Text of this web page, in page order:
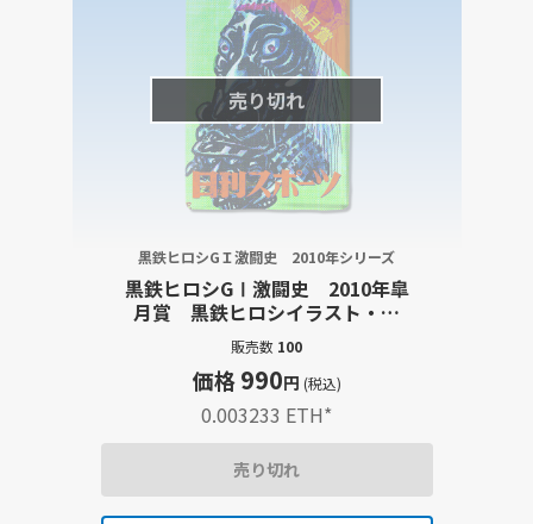
売り切れ
黒鉄ヒロシGＩ激闘史 2010年シリーズ
黒鉄ヒロシGⅠ激闘史 2010年皐
月賞 黒鉄ヒロシイラスト・大
型出走表・レース結果詳報記事
セット
販売数 100
価格990円 (税込)
0.003233 ETH*
売り切れ